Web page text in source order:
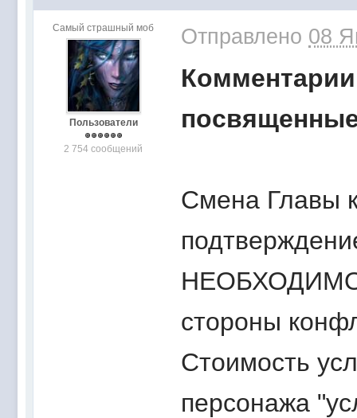
Самый страшный моб
Пользователи
2 754 сообщений
Отправлено 08
Комментарии
Смена
НЕОБХОДИМО
стороны
Стоимость
персонажа